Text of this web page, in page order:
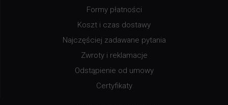
Formy płatności
Koszt i czas dostawy
Najczęściej zadawane pytania
Zwroty i reklamacje
Odstąpienie od umowy
Certyfikaty